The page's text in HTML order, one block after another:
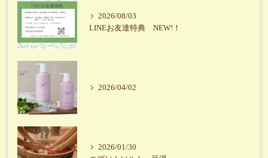
2026/08/03
LINEお友達特典 NEW!！
2026/04/02
2026/01/30